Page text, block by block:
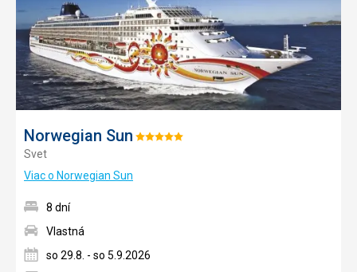
Norwegian Sun Hodnotenie:
Svet
Viac o Norwegian Sun
8 dní
Vlastná
so 29.8. - so 5.9.2026